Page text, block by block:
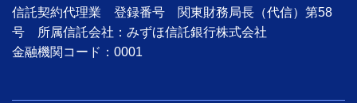
信託契約代理業 登録番号 関東財務局長（代信）第58
号 所属信託会社：みずほ信託銀行株式会社
金融機関コード：0001